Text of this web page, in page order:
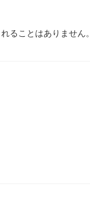
ることはありません。